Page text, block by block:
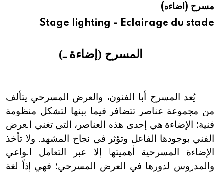
هيئة الموسوعة العربية تطلق موسوعات جديدة في عام 2026مسرح (اضاءه)
Stage lighting - Eclairage du stade
المسرح (إضاءة ـ)
يُعد المسرح أبا الفنون، والعرض المسرحي يتألف
من مجموعة عناصر تتضافر فيما بينها لتشكل منظومة
فنية؛ الإضاءة هي إحدى هذه العناصر، التي تغني العرض
الفني بوجودها الفاعل وتؤثر في نجاح المشهد. ولا تأخذ
الإضاءة المسرحية أهميتها إلا عبر التعامل الواعي
والمدروس لدورها في العرض المسرحي؛ فهي إذاً لغة